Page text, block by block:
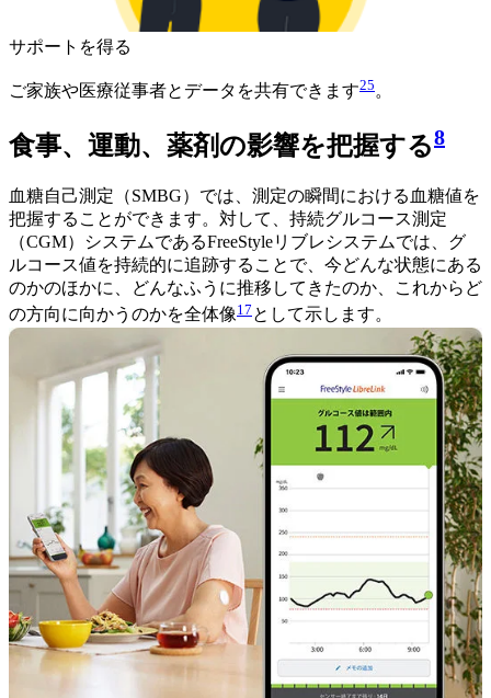
サポートを得る
ご家族や医療従事者とデータを共有できます25 。
食事、運動、薬剤の影響を把握する8
血糖自己測定（SMBG）では、測定の瞬間における血糖値を
把握することができます。対して、持続グルコース測定
（CGM）システムであるFreeStyleリブレシステムでは、グ
ルコース値を持続的に追跡することで、今どんな状態にある
のかのほかに、どんなふうに推移してきたのか、これからど
の方向に向かうのかを全体像17 として示します。